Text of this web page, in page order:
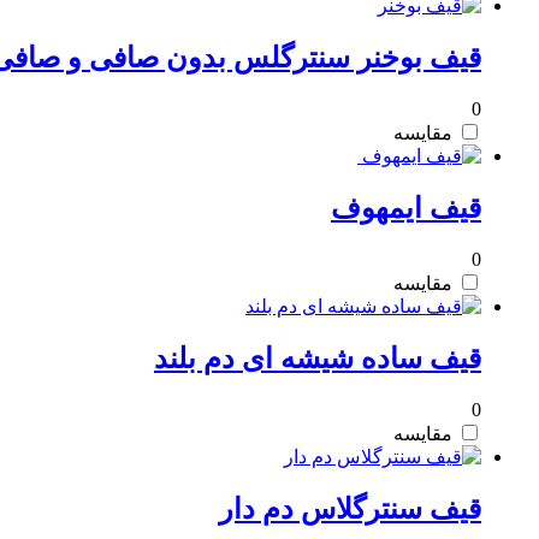
قیف بوخنر سنترگلس بدون صافی و
0
مقایسه
قیف ایمهوف
0
مقایسه
قیف ساده شیشه ای دم بلند
0
مقایسه
قیف سنترگلاس دم دار